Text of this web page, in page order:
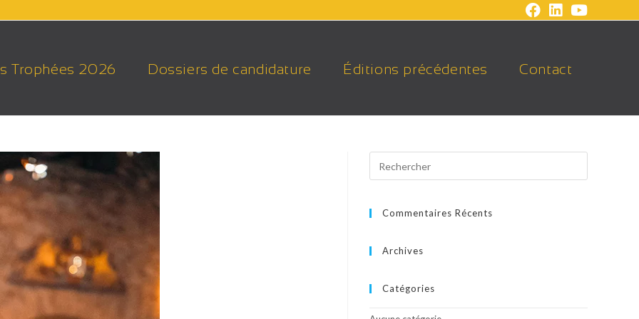
Trophées 2026 Dossiers de candidature Éditions précédentes Contact
Commentaires Récents
Archives
Catégories